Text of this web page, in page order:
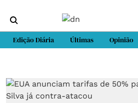
Edição Diária Últimas Opinião